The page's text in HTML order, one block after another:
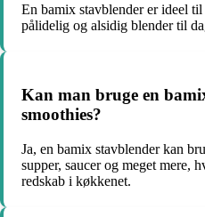
En bamix stavblender er ideel
pålidelig og alsidig blender til
Kan man bruge en
smoothies?
Ja, en bamix stavblender kan
supper, saucer og meget mere,
redskab i køkkenet.